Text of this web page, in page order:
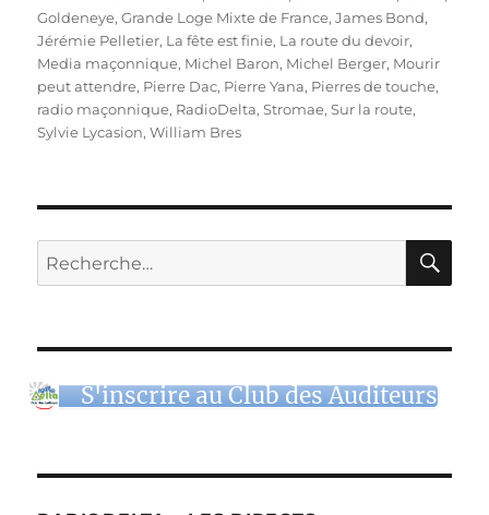
Goldeneye,Grande Loge Mixte de France,James Bond,
Jérémie Pelletier, La fête est finie, La route du devoir,
Media maçonnique, Michel Baron, Michel Berger, Mourir
peut attendre, Pierre Dac, Pierre Yana, Pierres de touche,
radio maçonnique, RadioDelta,Stromae,Sur la route,
Sylvie Lycasion,William Bres
Recherche
pour :
S'inscrire au Club des Auditeurs